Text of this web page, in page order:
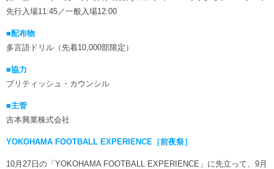
先行入場11:45／一般入場12:00
■配布物
多言語ドリル（先着10,000部限定）
■協力
ブリティッシュ・カウンシル
■主管
吉本興業株式会社
YOKOHAMA FOOTBALL EXPERIENCE［前夜祭］
10月27日の「YOKOHAMA FOOTBALL EXPERIENCE」に先立って、9月